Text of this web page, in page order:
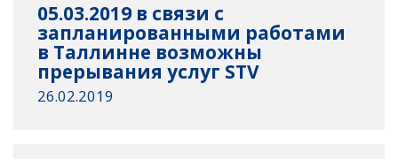
05.03.2019 в связи с
запланированными работами
в Таллинне возможны
прерывания услуг STV
26.02.2019